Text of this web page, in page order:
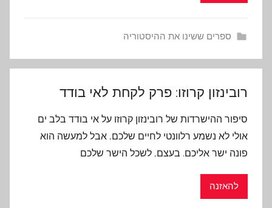
ספרים ששינו את ההיסטוריה
רובינזון קרוזו: פרק לקחת לאי בודד
סיפור ההישרדות של רובינזון קרוזו על אי בודד בלב ים
אולי לא נשמע רלוונטי לחיים שלכם, אבל למעשה הוא
פונה ישר אליכם. בעצם, לשכל הישר שלכם
להאזנה